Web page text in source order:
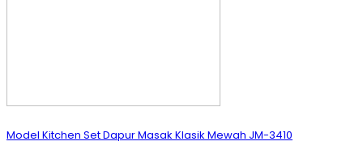
Model Kitchen Set Dapur Masak Klasik Mewah JM-3410